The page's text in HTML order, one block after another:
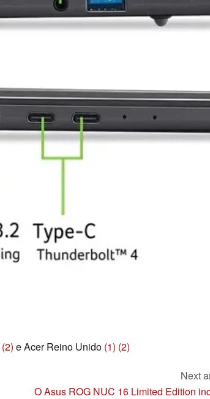
(2) e Acer Reino Unido (1) (2)
Next
O Asus ROG NUC 16 Limited Edition